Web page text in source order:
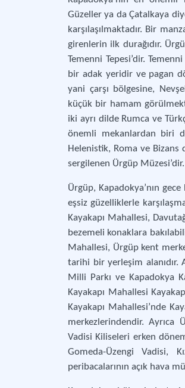
Güzeller ya da Çatalkaya
karşılaşılmaktadır. Bir
girenlerin ilk durağıdır.
Temenni Tepesi’dir.
bir adak yeridir ve pagan
yani çarşı bölgesine,
küçük bir hamam
iki ayrı dilde Rumca ve
önemli mekanlardan biri
Helenistik, Roma ve
sergilenen Ürgüp Müzesi’dir.
Ürgüp, Kapadokya’nın
eşsiz güzelliklerle
Kayakapı Mahallesi,
bezemeli konaklara
Mahallesi, Ürgüp kent
tarihi bir yerleşim alanıdır.
Milli Parkı ve Kapadokya
Kayakapı Mahallesi
Kayakapı Mahallesi’nde
merkezlerindendir. Ayrıca
Vadisi Kiliseleri erken
Gomeda-Üzengi Vadisi,
peribacalarının açık hava